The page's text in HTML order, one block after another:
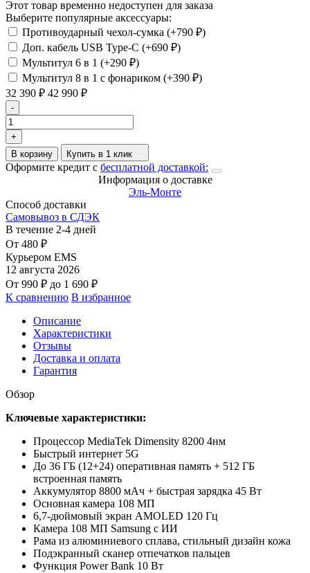
Этот товар временно недоступен для заказа
Выберите популярные аксессуары:
Противоударный чехол-сумка (+790 ₽)
Доп. кабель USB Type-C (+690 ₽)
Мультитул 6 в 1 (+290 ₽)
Мультитул 8 в 1 с фонариком (+390 ₽)
32 390 ₽ 42 990 ₽
-
+
В корзину
Купить в 1 клик
Оформите кредит с бесплатной доставкой:
Информация о доставке
Эль-Монте
Способ доставки
Самовывоз в СДЭК
В течение 2-4 дней
От 480 ₽
Курьером EMS
12 августа 2026
От 990 ₽ до 1 690 ₽
К сравнению В избранное
Описание
Характеристики
Отзывы
Доставка и оплата
Гарантия
Обзор
Ключевые характеристики:
Процессор MediaTek Dimensity 8200 4нм
Быстрый интернет 5G
До 36 ГБ (12+24) оперативная память + 512 ГБ
встроенная память
Аккумулятор 8800 мАч + быстрая зарядка 45 Вт
Основная камера 108 МП
6,7-дюймовый экран AMOLED 120 Гц
Камера 108 МП Samsung с ИИ
Рама из алюминиевого сплава, стильный дизайн кожа
Подэкранный сканер отпечатков пальцев
Функция Power Bank 10 Вт